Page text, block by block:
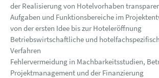
der Realisierung von Hotelvorhaben
Aufgaben und Funktionsbereiche im
von der ersten Idee bis zur Hoteleröffnung
Betriebswirtschaftliche und
Verfahren
Fehlervermeidung in Machbarkeitsstudien,
Projektmanagement und der Finanzierung